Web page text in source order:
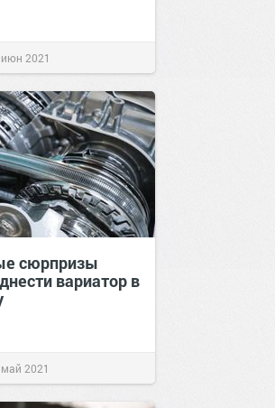
2021
сюрпризы
вариатор в
2021